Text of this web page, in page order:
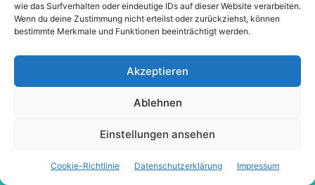
wie das Surfverhalten oder eindeutige IDs auf dieser Website verarbeiten.
Wenn du deine Zustimmung nicht erteilst oder zurückziehst, können
bestimmte Merkmale und Funktionen beeinträchtigt werden.
Akzeptieren
Ablehnen
Einstellungen ansehen
Cookie-Richtlinie Datenschutzerklärung Impressum